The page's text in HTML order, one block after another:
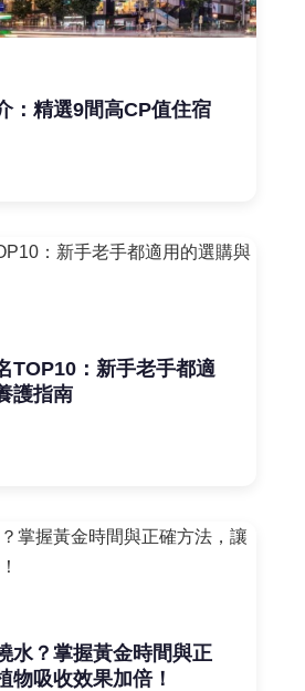
：精選9間高CP值住宿
TOP10：新手老手都適
護指南
水？掌握黃金時間與正
物吸收效果加倍！